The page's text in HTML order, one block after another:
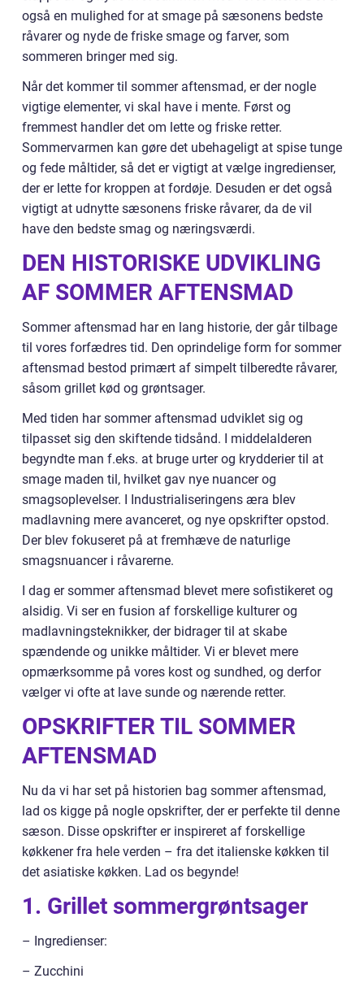
også en mulighed for at smage på sæsonens bedste
råvarer og nyde de friske smage og farver, som
sommeren bringer med sig.
Når det kommer til sommer aftensmad, er der nogle
vigtige elementer, vi skal have i mente. Først og
fremmest handler det om lette og friske retter.
Sommervarmen kan gøre det ubehageligt at spise tunge
og fede måltider, så det er vigtigt at vælge ingredienser,
der er lette for kroppen at fordøje. Desuden er det også
vigtigt at udnytte sæsonens friske råvarer, da de vil
have den bedste smag og næringsværdi.
DEN HISTORISKE UDVIKLING
AF SOMMER AFTENSMAD
Sommer aftensmad har en lang historie, der går tilbage
til vores forfædres tid. Den oprindelige form for sommer
aftensmad bestod primært af simpelt tilberedte råvarer,
såsom grillet kød og grøntsager.
Med tiden har sommer aftensmad udviklet sig og
tilpasset sig den skiftende tidsånd. I middelalderen
begyndte man f.eks. at bruge urter og krydderier til at
smage maden til, hvilket gav nye nuancer og
smagsoplevelser. I Industrialiseringens æra blev
madlavning mere avanceret, og nye opskrifter opstod.
Der blev fokuseret på at fremhæve de naturlige
smagsnuancer i råvarerne.
I dag er sommer aftensmad blevet mere sofistikeret og
alsidig. Vi ser en fusion af forskellige kulturer og
madlavningsteknikker, der bidrager til at skabe
spændende og unikke måltider. Vi er blevet mere
opmærksomme på vores kost og sundhed, og derfor
vælger vi ofte at lave sunde og nærende retter.
OPSKRIFTER TIL SOMMER
AFTENSMAD
Nu da vi har set på historien bag sommer aftensmad,
lad os kigge på nogle opskrifter, der er perfekte til denne
sæson. Disse opskrifter er inspireret af forskellige
køkkener fra hele verden – fra det italienske køkken til
det asiatiske køkken. Lad os begynde!
1. Grillet sommergrøntsager
– Ingredienser:
– Zucchini